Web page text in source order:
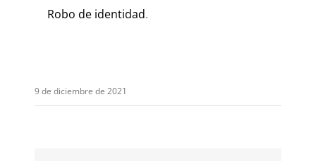
Robo de identidad.
9 de diciembre de 2021